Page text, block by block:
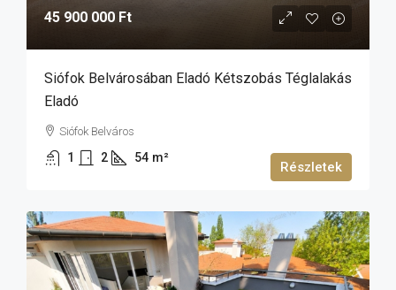
45 900 000 Ft
Siófok Belvárosában Eladó Kétszobás Téglalakás
Eladó
Siófok Belváros
1 2 54 m²
Részletek